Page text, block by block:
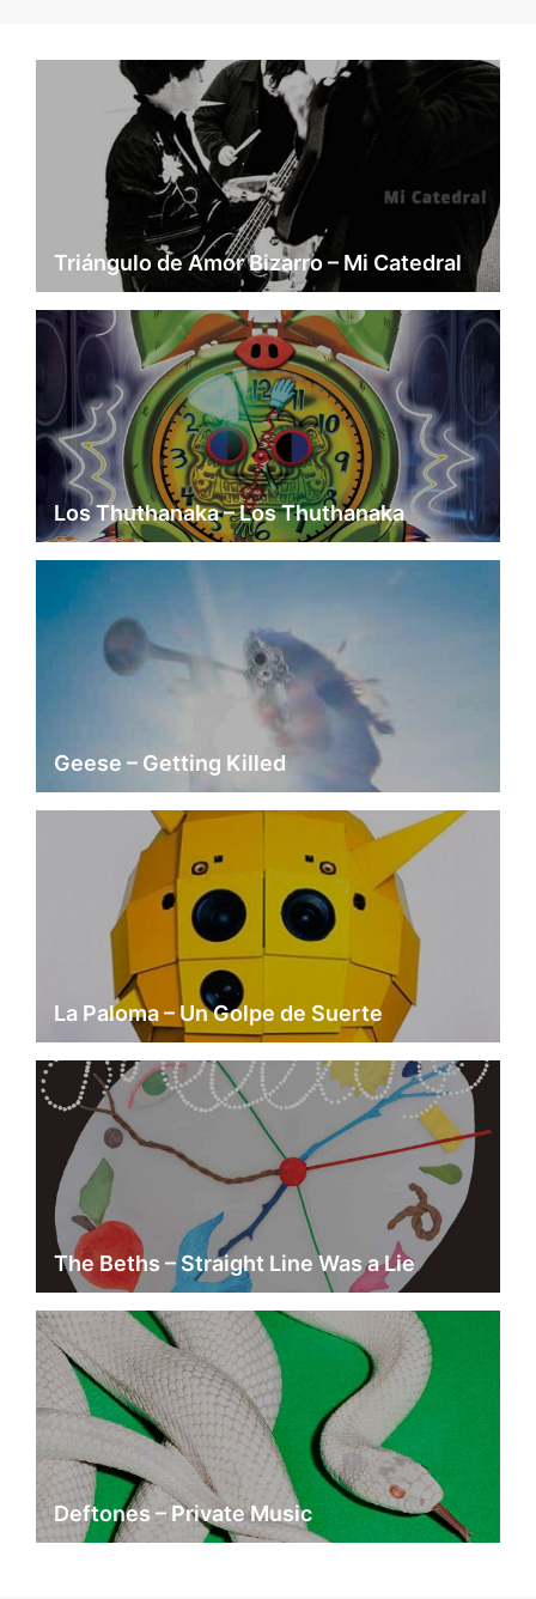
Triángulo de Amor Bizarro – Mi Catedral
Los Thuthanaka – Los Thuthanaka
Geese – Getting Killed
La Paloma – Un Golpe de Suerte
The Beths – Straight Line Was a Lie
Deftones – Private Music